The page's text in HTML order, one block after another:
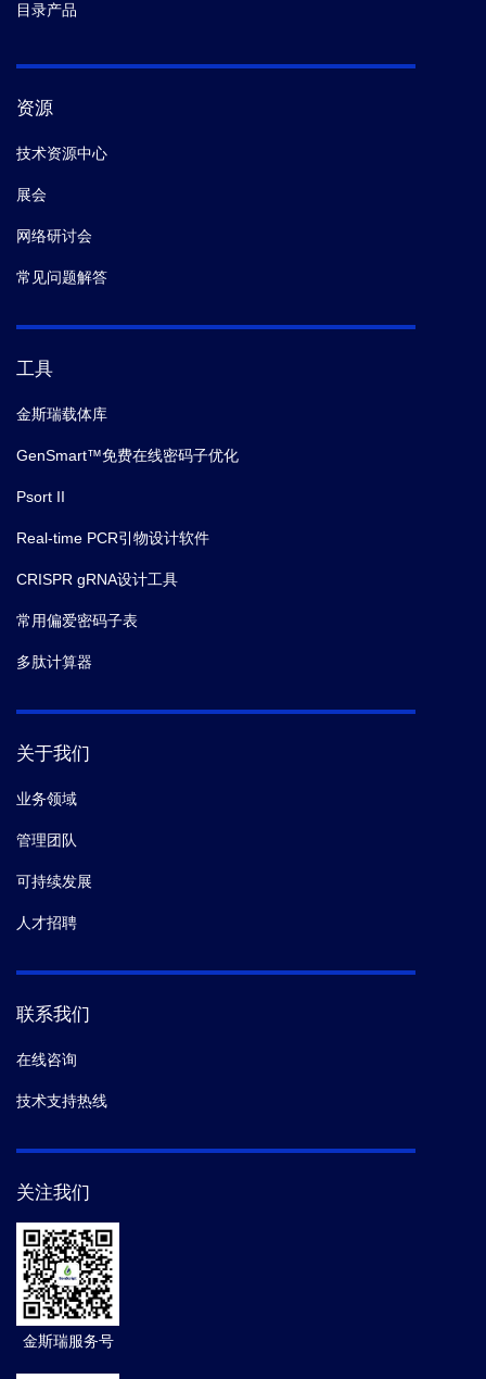
目录产品
资源
技术资源中心
展会
网络研讨会
常见问题解答
工具
金斯瑞载体库
GenSmart™免费在线密码子优化
Psort II
Real-time PCR引物设计软件
CRISPR gRNA设计工具
常用偏爱密码子表
多肽计算器
关于我们
业务领域
管理团队
可持续发展
人才招聘
联系我们
在线咨询
技术支持热线
关注我们
金斯瑞服务号